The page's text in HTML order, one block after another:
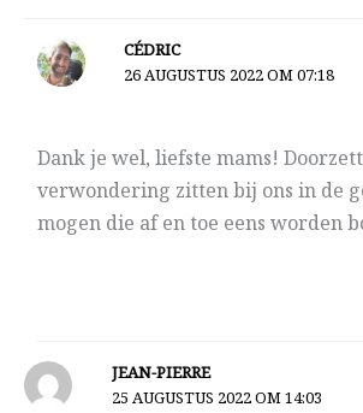
CÉDRIC
26 AUGUSTUS 2022 OM 07:18
Dank je wel, liefste mams!
verwondering zitten bij ons in de
mogen die af en toe eens worden
JEAN-PIERRE
25 AUGUSTUS 2022 OM 14:03